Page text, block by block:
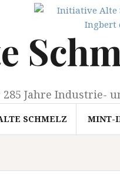
285 Jahre Industrie-
SCHMELZ MINT-